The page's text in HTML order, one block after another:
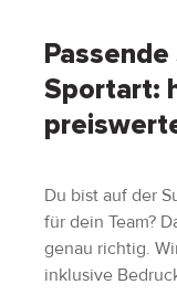
Sportart:
Du bist auf der
für dein Team?
genau richtig.
inklusive